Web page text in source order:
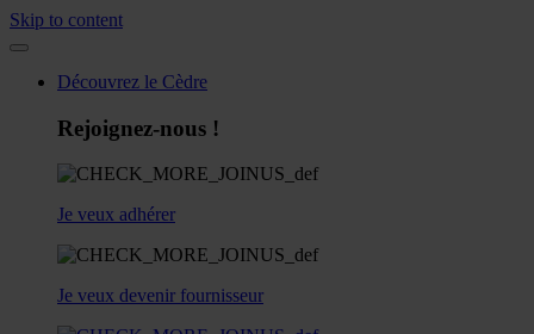
Skip to content
Découvrez le Cèdre
Rejoignez-nous !
Je veux adhérer
Je veux devenir fournisseur